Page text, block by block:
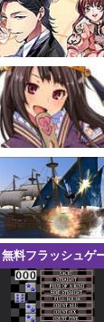
無料フラッシュゲ